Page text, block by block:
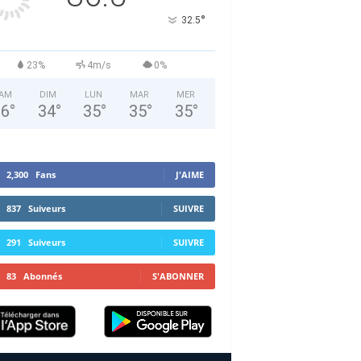
32.5°
23% 4m/s 0%
°
DIM
34°
LUN
35°
MAR
35°
MER
35°
2,300 Fans J'AIME
837 Suiveurs SUIVRE
291 Suiveurs SUIVRE
83 Abonnés S'ABONNER